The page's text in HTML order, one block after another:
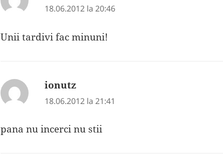
18.06.2012 la 20:46
Unii tardivi fac minuni!
ionutz
18.06.2012 la 21:41
pana nu incerci nu stii